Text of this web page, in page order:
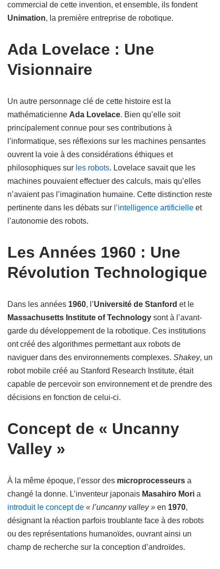
commercial de cette invention, et ensemble, ils fondent
Unimation, la première entreprise de robotique.
Ada Lovelace : Une
Visionnaire
Un autre personnage clé de cette histoire est la
mathématicienne Ada Lovelace. Bien qu’elle soit
principalement connue pour ses contributions à
l’informatique, ses réflexions sur les machines pensantes
ouvrent la voie à des considérations éthiques et
philosophiques sur les robots. Lovelace savait que les
machines pouvaient effectuer des calculs, mais qu’elles
n’avaient pas l’imagination humaine. Cette distinction reste
pertinente dans les débats sur l’intelligence artificielle et
l’autonomie des robots.
Les Années 1960 : Une
Révolution Technologique
Dans les années 1960, l’Université de Stanford et le
Massachusetts Institute of Technology sont à l’avant-
garde du développement de la robotique. Ces institutions
ont créé des algorithmes permettant aux robots de
naviguer dans des environnements complexes. Shakey, un
robot mobile créé au Stanford Research Institute, était
capable de percevoir son environnement et de prendre des
décisions en fonction de celui-ci.
Concept de « Uncanny
Valley »
À la même époque, l’essor des microprocesseurs a
changé la donne. L’inventeur japonais Masahiro Mori a
introduit le concept de « l’uncanny valley » en 1970,
désignant la réaction parfois troublante face à des robots
ou des représentations humanoïdes, ouvrant ainsi un
champ de recherche sur la conception d’androïdes.